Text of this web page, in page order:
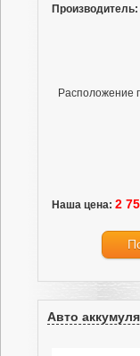
Производитель:
Расположение
Наша цена: 2
Авто